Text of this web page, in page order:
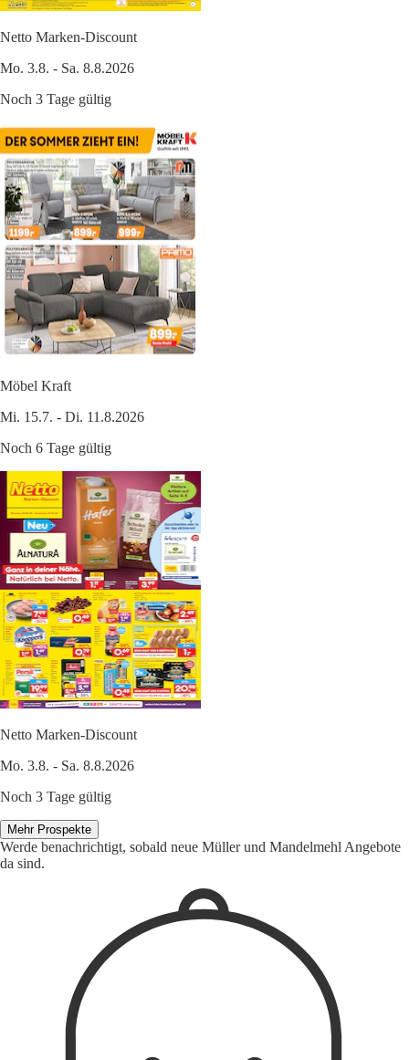
Netto Marken-Discount
Mo. 3.8. - Sa. 8.8.2026
Noch 3 Tage gültig
Möbel Kraft
Mi. 15.7. - Di. 11.8.2026
Noch 6 Tage gültig
Netto Marken-Discount
Mo. 3.8. - Sa. 8.8.2026
Noch 3 Tage gültig
Mehr Prospekte
Werde benachrichtigt, sobald neue Müller und Mandelmehl Angebote
da sind.